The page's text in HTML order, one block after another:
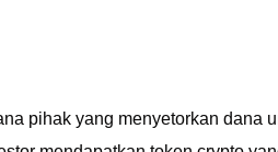
pihak yang menyetorkan dana